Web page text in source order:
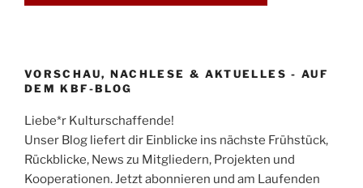
VORSCHAU, NACHLESE & AKTUELLES - AUF
DEM KBF-BLOG
Liebe*r Kulturschaffende!
Unser Blog liefert dir Einblicke ins nächste Frühstück,
Rückblicke, News zu Mitgliedern, Projekten und
Kooperationen. Jetzt abonnieren und am Laufenden